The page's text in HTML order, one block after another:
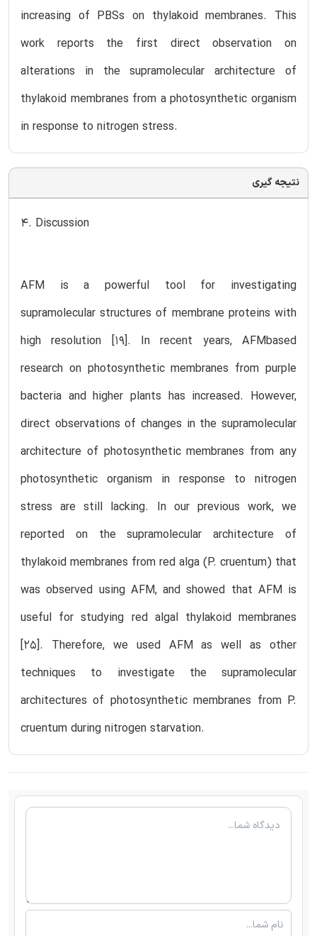
increasing of PBSs on thylakoid membranes. This
work reports the first direct observation on
alterations in the supramolecular architecture of
thylakoid membranes from a photosynthetic organism
in response to nitrogen stress.
نتیجه گیری
4. Discussion
AFM is a powerful tool for investigating
supramolecular structures of membrane proteins with
high resolution [19]. In recent years, AFMbased
research on photosynthetic membranes from purple
bacteria and higher plants has increased. However,
direct observations of changes in the supramolecular
architecture of photosynthetic membranes from any
photosynthetic organism in response to nitrogen
stress are still lacking. In our previous work, we
reported on the supramolecular architecture of
thylakoid membranes from red alga (P. cruentum) that
was observed using AFM, and showed that AFM is
useful for studying red algal thylakoid membranes
[25]. Therefore, we used AFM as well as other
techniques to investigate the supramolecular
architectures of photosynthetic membranes from P.
cruentum during nitrogen starvation.